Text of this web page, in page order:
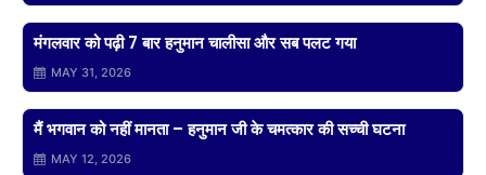
मंगलवार को पढ़ी 7 बार हनुमान चालीसा और सब पलट गया
MAY 31, 2026
मैं भगवान को नहीं मानता – हनुमान जी के चमत्कार की सच्ची घटना
MAY 12, 2026